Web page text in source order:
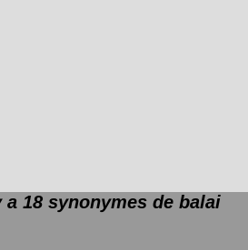
a 18 synonymes de balai